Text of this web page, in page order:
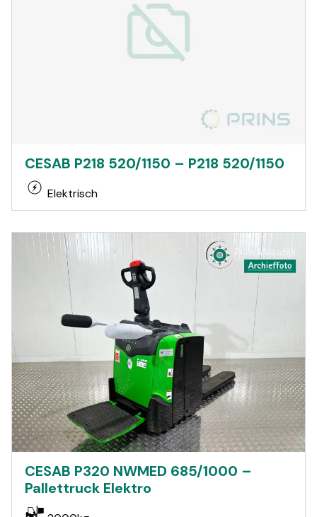
CESAB P218 520/1150 – P218 520/1150
Elektrisch
CESAB P320 NWMED 685/1000 –
Pallettruck Elektro